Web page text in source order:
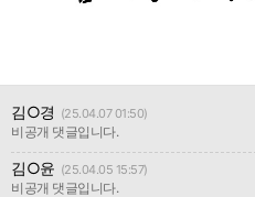
김○경 (25.04.07 01:50)
비공개 댓글입니다.
김○윤 (25.04.05 15:57)
비공개 댓글입니다.